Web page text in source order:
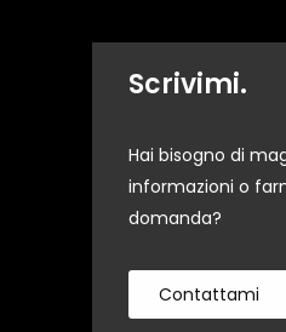
Scrivimi.
Hai bisogno di
informazioni o
domanda?
Contattami